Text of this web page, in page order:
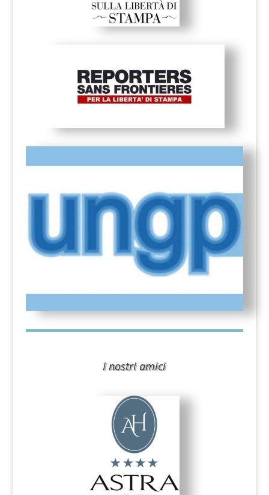
I nostri amici